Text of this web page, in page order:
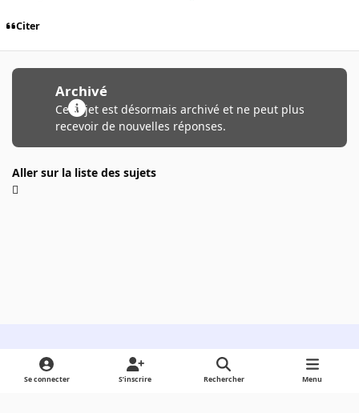
Citer
Archivé
Ce sujet est désormais archivé et ne peut plus
recevoir de nouvelles réponses.
Aller sur la liste des sujets
Light ModeDark ModeSystem Preference
Se connecter S’inscrire Rechercher Menu